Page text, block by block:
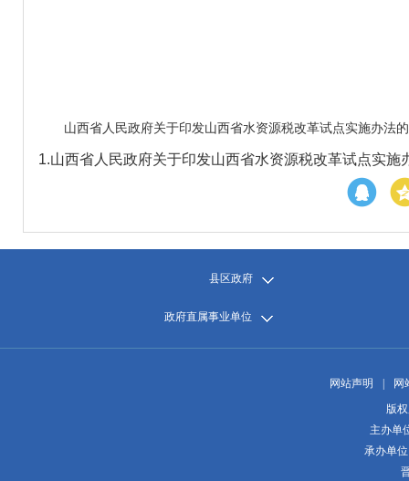
山西省人民政府关于印发山西省水资源税改革试点实施办法
1.山西省人民政府关于印发山西省水资源税改革试点实施
县区政府
政府直属事业单位
网站声明
网
版
主办单
承办单